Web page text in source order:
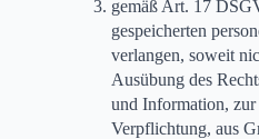
gemäß Art. 17
gespeicherten
verlangen, soweit
Ausübung des
und Information,
Verpflichtung, aus